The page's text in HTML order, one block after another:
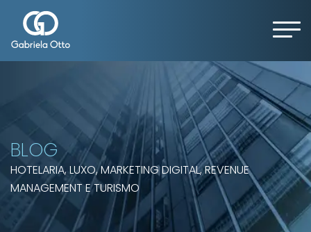
BLOG
HOTELARIA, LUXO, MARKETING DIGITAL, REVENUE
MANAGEMENT E TURISMO